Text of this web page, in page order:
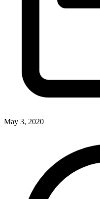
May 3, 2020